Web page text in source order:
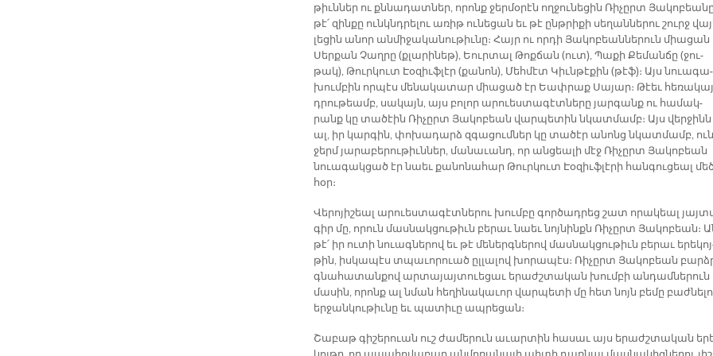
թիւն­ներ ու քննա­դատ­ներ, ո­րոնք ջեր­մօ­րէն ող­ջու­նե­ցին Ռի­չըրտ
թէ՛ զին­քը ունկնդ­րե­լու ա­ռիթ ու­նե­ցան եւ թէ ընթ­րի­քի սե­ղան­նե­րու շուրջ
լե­ցին ա­նոր ան­մի­ջա­կա­նու­թիւ­նը։ Հայր ու որ­դի Յա­կո­բեան­նե­րուն միա­ցան
Սեր­քան Չաղ­րը (քլա­րի­նեթ), Եուր­տալ Թոք­ճան (ուտ), Պա­քի Քե­ման­ճը (ջու­
թակ), Թուր­կուտ Էօ­զիւֆ­լէր (քա­նոն), Մեհ­մէտ Կիւն­թէ­քին (թէֆ)։ Այս նուա­գա­
խում­բին որ­պէս մե­նա­կա­տար միա­ցած էր Եափ­րաք Սա­յար։ Թէեւ հե­ռա­կայ
դրու­թեամբ, սա­կայն, այս բո­լոր ա­րուես­տա­գէտ­նե­րը յար­գանք ու հա­մակ­
րանք կը տա­ծէին Ռի­չըրտ Յա­կո­բեան վար­պե­տին նկատ­մամբ։ Այս վեր­ջինն
ալ, իր կար­գին, փո­խա­դարձ զգա­ցում­ներ կը տա­ծէր ա­նոնց նկատ­մամբ,
ջերմ յա­րա­բե­րու­թիւն­ներ, մա­նա­ւանդ, որ ան­ցեա­լի մէջ Ռի­չըրտ Յա­կո­բեան
նուա­գակ­ցած էր նաեւ քա­նո­նա­հար Թուր­կուտ Էօ­զիւֆ­լէ­րի հան­գու­ցեալ
հօր։
Վե­րո­յի­շեալ ա­րուես­տա­գէտ­նե­րու խում­բը գոր­ծադ­րեց շատ ո­րա­կեալ
գիր մը, ո­րուն մաս­նակ­ցու­թիւն բե­րաւ նաեւ նոյ­նինքն Ռի­չըրտ Յա­կո­բեան։
թէ՛ իր ու­տի նուագ­նե­րով եւ թէ մե­ներգ­նե­րով մաս­նակ­ցու­թիւն բե­րաւ
թին, իս­կա­պէս տպա­ւո­րուած ըլ­լա­լով խո­րա­պէս։ Ռի­չըրտ Յա­կո­բեան
գնա­հա­տան­քով ար­տա­յայ­տուե­ցաւ ե­րաժշ­տա­կան խում­բի ան­դամ­նե­րուն
մա­սին, ո­րոնք ալ նման հե­ղի­նա­կա­ւոր վար­պե­տի մը հետ նոյն բե­մը
եր­ջան­կու­թիւ­նը եւ պա­տի­ւը ապ­րե­ցան։
Շա­բաթ գի­շե­րուան ուշ ժա­մե­րուն ա­ւար­տին հա­սաւ այս ե­րաժշ­տա­կան